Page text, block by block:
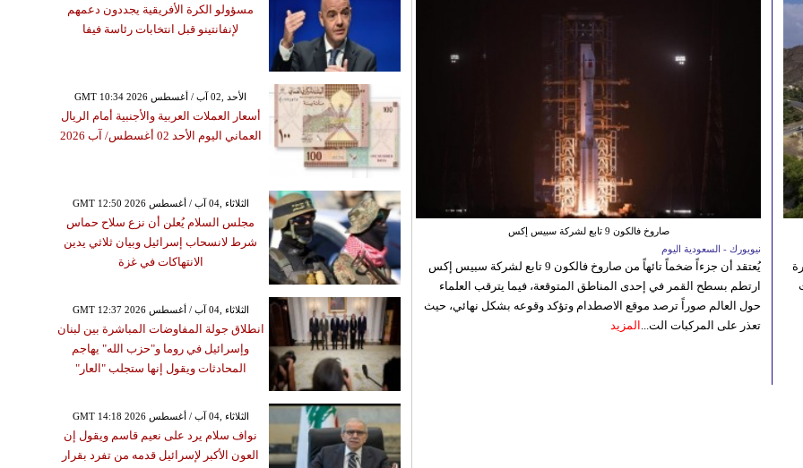
صاروخ فالكون 9 تابع لشركة سبيس إكس
نيويورك - السعودية اليوم
يُعتقد أن جزءاً ضخماً تائهاً من صاروخ فالكون 9 تابع لشركة سبيس إكس
ارتطم بسطح القمر في إحدى المناطق المتوقعة، فيما يترقب العلماء
حول العالم صوراً ترصد موقع الاصطدام وتؤكد وقوعه بشكل نهائي، حيث
تعذر على المركبات الت... المزيد
مسؤولو الكرة الأفريقية يجددون دعمهم
لإنفانتينو قبل انتخابات رئاسة فيفا
GMT 10:34 2026 الأحد ,02 آب / أغسطس
أسعار العملات العربية والأجنبية أمام الريال
العماني اليوم الأحد 02 أغسطس/ آب 2026
GMT 12:50 2026 الثلاثاء ,04 آب / أغسطس
مجلس السلام يُعلن أن نزع سلاح حماس
شرط لانسحاب إسرائيل وبيان ثلاثي يدين
الانتهاكات في غزة
GMT 12:37 2026 الثلاثاء ,04 آب / أغسطس
انطلاق جولة المفاوضات المباشرة بين لبنان
وإسرائيل في روما و"حزب الله" يهاجم
المحادثات ويقول إنها ستجلب "العار"
GMT 14:18 2026 الثلاثاء ,04 آب / أغسطس
نواف سلام يرد على نعيم قاسم ويقول إن
العون الأكبر لإسرائيل قدمه من تفرد بقرار